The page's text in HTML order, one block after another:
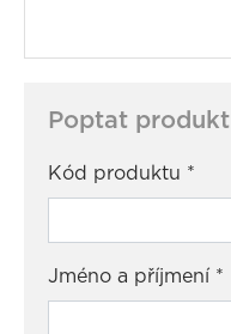
Poptat produkt
Kód produktu *
Jméno a příjmení *